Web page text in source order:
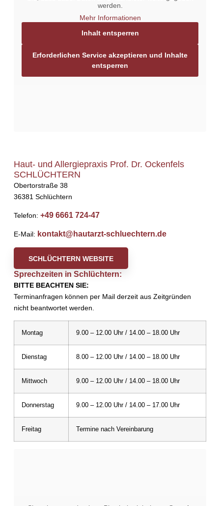
werden.
Mehr Informationen
Inhalt entsperren
Erforderlichen Service akzeptieren und Inhalte
entsperren
Haut- und Allergiepraxis Prof. Dr. Ockenfels
SCHLÜCHTERN
Obertorstraße 38
36381 Schlüchtern
Telefon: +49 6661 724-47
E-Mail: kontakt@hautarzt-schluechtern.de
SCHLÜCHTERN WEBSITE
Sprechzeiten in Schlüchtern:
BITTE BEACHTEN SIE:
Terminanfragen können per Mail derzeit aus Zeitgründen
nicht beantwortet werden.
Montag 9.00 – 12.00 Uhr / 14.00 – 18.00 Uhr
Dienstag 8.00 – 12.00 Uhr / 14.00 – 18.00 Uhr
Mittwoch 9.00 – 12.00 Uhr / 14.00 – 18.00 Uhr
Donnerstag 9.00 – 12.00 Uhr / 14.00 – 17.00 Uhr
Freitag Termine nach Vereinbarung